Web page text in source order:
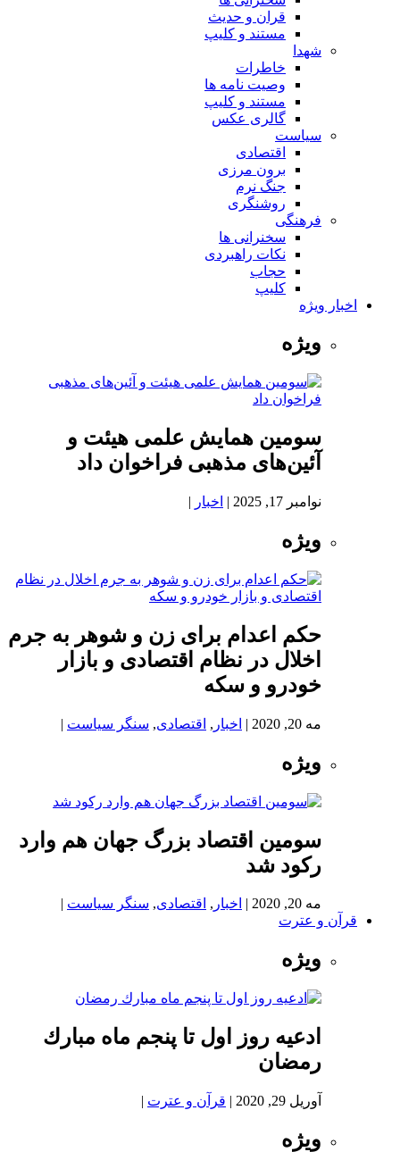
قران و حدیث
مستند و کلیپ
شهدا
خاطرات
وصیت نامه ها
مستند و کلیپ
گالری عکس
سیاست
اقتصادی
برون مرزی
جنگ نرم
روشنگری
فرهنگی
سخنرانی ها
نکات راهبردی
حجاب
کلیپ
اخبار ویژه
ویژه
سومین همایش علمی هیئت و
آئین‌های مذهبی فراخوان داد
نوامبر 17, 2025 | اخبار |
ویژه
حکم اعدام برای زن و شوهر به جرم
اخلال در نظام اقتصادی و بازار
خودرو و سکه
مه 20, 2020 | اخبار , اقتصادی, سنگر سیاست |
ویژه
سومین اقتصاد بزرگ جهان هم وارد
رکود شد
مه 20, 2020 | اخبار , اقتصادی, سنگر سیاست |
قرآن و عترت
ویژه
ادعيه روز اول تا پنجم ماه مبارك
رمضان
آوریل 29, 2020 | قرآن و عترت |
ویژه